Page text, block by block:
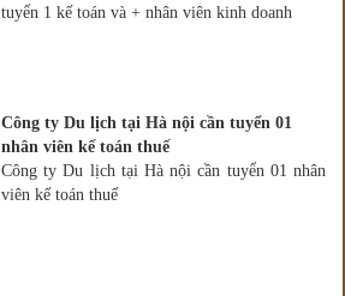
tuyển 1 kế toán và + nhân viên kinh doanh
Công ty Du lịch tại Hà nội cần tuyển 01
nhân viên kế toán thuế
Công ty Du lịch tại Hà nội cần tuyển 01 nhân
viên kế toán thuế